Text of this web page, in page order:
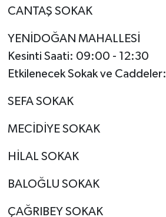
CANTAŞ SOKAK
YENİDOĞAN MAHALLESİ
Kesinti Saati: 09:00 - 12:30
Etkilenecek Sokak ve Caddeler:
SEFA SOKAK
MECİDİYE SOKAK
HİLAL SOKAK
BALOĞLU SOKAK
ÇAĞRIBEY SOKAK